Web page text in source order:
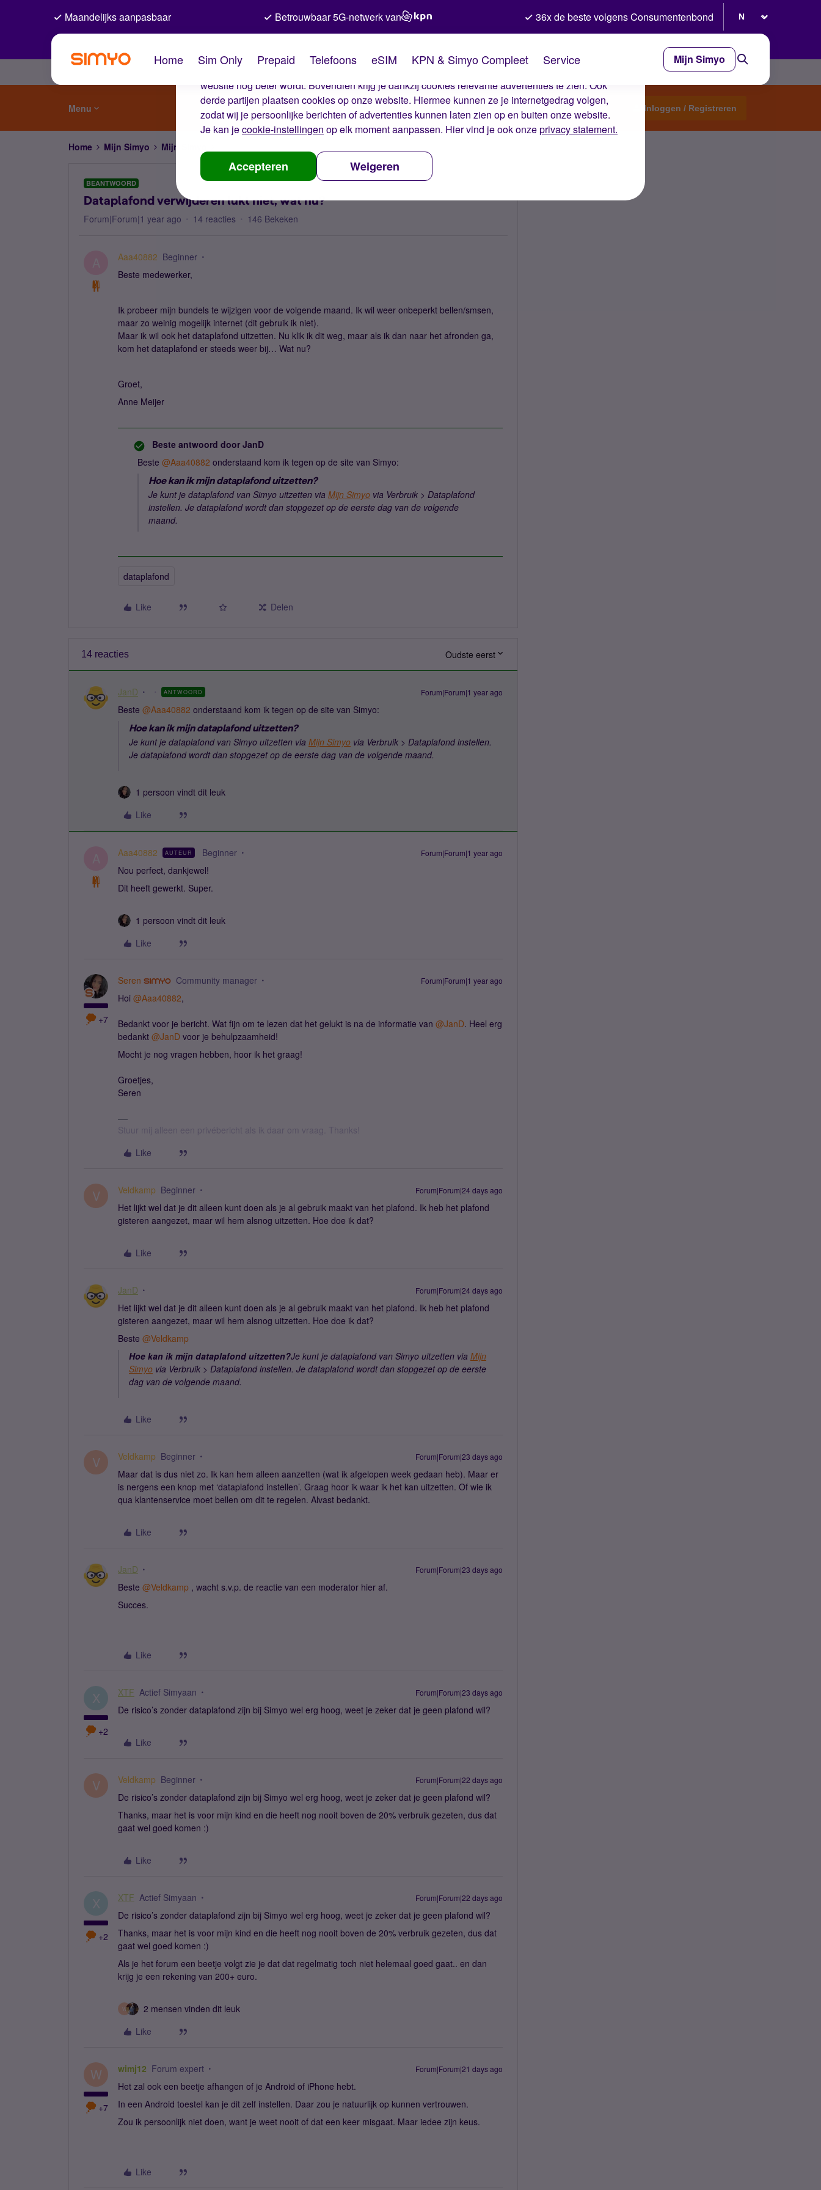
De cookies van Simyo
Wij gebruiken cookies op onze website. Met deze cookies zorgen wij ervoor dat je ervaring op de
website nog beter wordt. Bovendien krijg je dankzij cookies relevante advertenties te zien. Ook
derde partijen plaatsen cookies op onze website. Hiermee kunnen ze je internetgedrag volgen,
zodat wij je persoonlijke berichten of advertenties kunnen laten zien op en buiten onze website.
Je kan jecookie-instellingen op elk moment aanpassen. Hier vind je ook onzeprivacy statement.
Accepteren Weigeren
Maandelijks aanpasbaar Betrouwbaar 5G-netwerk van 36x de beste volgens Consumentenbond
Home Sim Only Prepaid Telefoons eSIM KPN & Simyo Compleet Service Mijn Simyo
Menu Start een topic Inloggen / Registreren
Home Mijn Simyo Mijn Simyo
BEANTWOORD
Dataplafond verwijderen lukt niet, wat nu?
Forum|Forum|1 year ago 14 reacties 146 Bekeken
Aaa40882 Beginner
Beste medewerker,
Ik probeer mijn bundels te wijzigen voor de volgende maand. Ik wil weer onbeperkt bellen/smsen,
maar zo weinig mogelijk internet (dit gebruik ik niet).
Maar ik wil ook het dataplafond uitzetten. Nu klik ik dit weg, maar als ik dan naar het afronden ga,
kom het dataplafond er steeds weer bij… Wat nu?
Groet,
Anne Meijer
Beste antwoord door JanD
Beste ​ @Aaa40882 onderstaand kom ik tegen op de site van Simyo:
Hoe kan ik mijn dataplafond uitzetten?
Je kunt je dataplafond van Simyo uitzetten via Mijn Simyo via Verbruik > Dataplafond
instellen. Je dataplafond wordt dan stopgezet op de eerste dag van de volgende
maand.
dataplafond
Like Delen
14 reacties Oudste eerst
JanD ANTWOORD Forum|Forum|1 year ago
Beste ​ @Aaa40882 onderstaand kom ik tegen op de site van Simyo:
Hoe kan ik mijn dataplafond uitzetten?
Je kunt je dataplafond van Simyo uitzetten via Mijn Simyo via Verbruik > Dataplafond instellen.
Je dataplafond wordt dan stopgezet op de eerste dag van de volgende maand.
1 persoon vindt dit leuk
Like
Aaa40882 AUTEUR Beginner Forum|Forum|1 year ago
Nou perfect, dankjewel!
Dit heeft gewerkt. Super.
1 persoon vindt dit leuk
Like
+7
Seren Community manager Forum|Forum|1 year ago
Hoi ​ @Aaa40882,
Bedankt voor je bericht. Wat fijn om te lezen dat het gelukt is na de informat​ie van ​ @JanD. Heel erg
bedankt ​ @JanD voor je behulpzaamheid!
Mocht je nog vragen hebben, hoor ik het graag!
Groetjes,
Seren
Stuur mij alleen een privébericht als ik daar om vraag. Thanks!
Like
V Veldkamp Beginner Forum|Forum|24 days ago
Het lijkt wel dat je dit alleen kunt doen als je al gebruik maakt van het plafond. Ik heb het plafond
gisteren aangezet, maar wil hem alsnog uitzetten. Hoe doe ik dat?
Like
JanD Forum|Forum|24 days ago
Het lijkt wel dat je dit alleen kunt doen als je al gebruik maakt van het plafond. Ik heb het plafond
gisteren aangezet, maar wil hem alsnog uitzetten. Hoe doe ik dat?
Beste ​ @Veldkamp
Hoe kan ik mijn dataplafond uitzetten?Je kunt je dataplafond van Simyo uitzetten via Mijn
Simyo via Verbruik > Dataplafond instellen. Je dataplafond wordt dan stopgezet op de eerste
dag van de volgende maand.
Like
V Veldkamp Beginner Forum|Forum|23 days ago
Maar dat is dus niet zo. Ik kan hem alleen aanzetten (wat ik afgelopen week gedaan heb). Maar er
is nergens een knop met ‘dataplafond instellen’. Graag hoor ik waar ik het kan uitzetten. Of wie ik
qua klantenservice moet bellen om dit te regelen. Alvast bedankt.
Like
JanD Forum|Forum|23 days ago
Beste ​ @Veldkamp , wacht s.v.p. de reactie van een moderator hier af.
Succes.
Like
X
+2
XTF Actief Simyaan Forum|Forum|23 days ago
De risico’s zonder dataplafond zijn bij Simyo wel erg hoog, weet je zeker dat je geen plafond wil?
Like
V Veldkamp Beginner Forum|Forum|22 days ago
De risico’s zonder dataplafond zijn bij Simyo wel erg hoog, weet je zeker dat je geen plafond wil?
Thanks, maar het is voor mijn kind en die heeft nog nooit boven de 20% verbruik gezeten, dus dat
gaat wel goed komen :)
Like
X
+2
XTF Actief Simyaan Forum|Forum|22 days ago
De risico’s zonder dataplafond zijn bij Simyo wel erg hoog, weet je zeker dat je geen plafond wil?
Thanks, maar het is voor mijn kind en die heeft nog nooit boven de 20% verbruik gezeten, dus dat
gaat wel goed komen :)
Als je het forum een beetje volgt zie je dat dat regelmatig toch niet helemaal goed gaat.. en dan
krijg je een rekening van 200+ euro.
W
2 mensen vinden dit leuk
Like
W
+7
wimj12 Forum expert Forum|Forum|21 days ago
Het zal ook een beetje afhangen of je Android of iPhone hebt.
In een Android toestel kan je dit zelf instellen. Daar zou je natuurlijk op kunnen vertrouwen.
Zou ik persoonlijk niet doen, want je weet nooit of dat een keer misgaat. Maar iedee zijn keus.
Like